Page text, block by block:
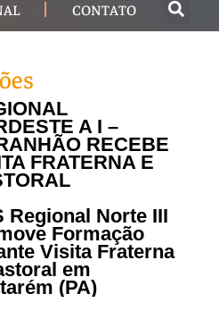
CONTATO
A I –
RECEBE
FRATERNA E
Regional Norte III
Formação
Visita Fraterna
em
(PA)